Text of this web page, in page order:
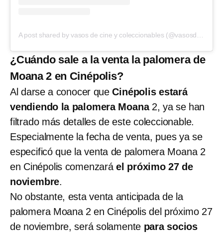
¿Cuándo sale a la venta la palomera de
Moana 2 en Cinépolis?
Al darse a conocer que Cinépolis estará
vendiendo la palomera Moana 2, ya se han
filtrado más detalles de este coleccionable.
Especialmente la fecha de venta, pues ya se
especificó que la venta de palomera Moana 2
en Cinépolis comenzaráel próximo 27 de
noviembre.
No obstante, esta venta anticipada de la
palomera Moana 2 en Cinépolis del próximo 27
de noviembre, será solamente para socios